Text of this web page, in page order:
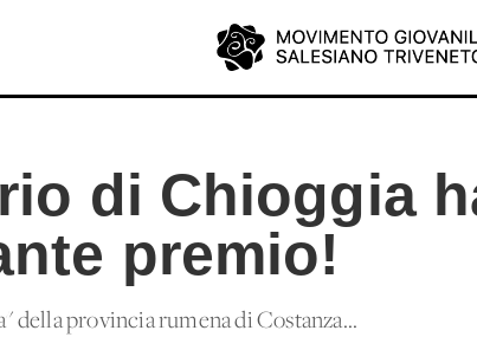
di Chioggia
premio!
della provincia rumena di Costanza...